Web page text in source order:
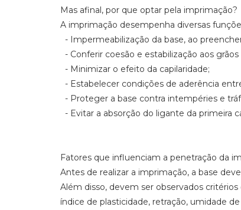
Mas afinal, por que optar pela imprimação?
A imprimação desempenha diversas
- Impermeabilização da base, ao
- Conferir coesão e estabilização aos
- Minimizar o efeito da capilaridade;
- Estabelecer condições de aderência
- Proteger a base contra intempéries e
- Evitar a absorção do ligante da primeira
Fatores que influenciam a penetração da
Antes de realizar a imprimação, a base
Além disso, devem ser observados
índice de plasticidade, retração, umidade